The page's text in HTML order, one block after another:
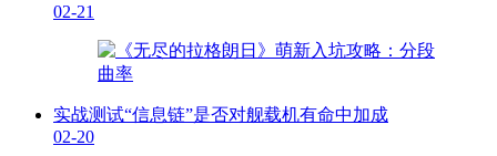
02-21
实战测试“信息链”是否对舰载机有命中加成
02-20